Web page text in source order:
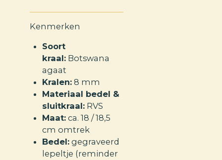
Kenmerken
Soort
kraal:Botswana
agaat
Kralen:8 mm
Materiaal bedel &
sluitkraal:RVS
Maat:ca. 18 / 18,5
cm omtrek
Bedel:gegraveerd
lepeltje (reminder